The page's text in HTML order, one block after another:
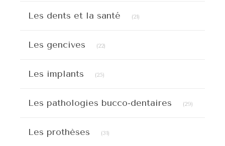
Les dents et la santé (21)
Les gencives (22)
Les implants (25)
Les pathologies bucco-dentaires (29)
Les prothèses (31)